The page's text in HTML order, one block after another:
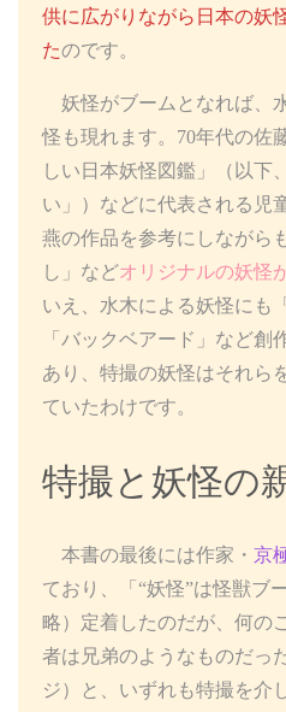
供に広がりながら日本の妖
たのです。
妖怪がブームとなれば、
怪も現れます。70年代の佐
しい日本妖怪図鑑」（以下
い」）などに代表される児
燕の作品を参考にしながら
し」などオリジナルの妖怪
いえ、水木による妖怪にも
「バックベアード」など創
あり、特撮の妖怪はそれら
ていたわけです。
特撮と妖怪の
本書の最後には作家・ 京
ており、「“妖怪”は怪獣ブ
略）定着したのだが、何の
者は兄弟のようなものだっ
ジ）と、いずれも特撮を介